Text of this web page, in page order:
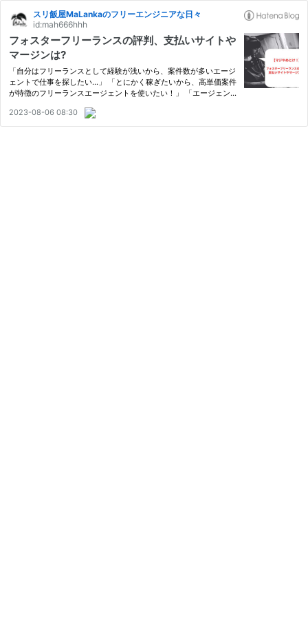
スリ飯屋MaLankaのフリーエンジニアな日々
id:mah666hhh
フォスターフリーランスの評判、支払いサイトや
マージンは?
「自分はフリーランスとして経験が浅いから、案件数が多いエージ
ェントで仕事を探したい...」 「とにかく稼ぎたいから、高単価案件
が特徴のフリーランスエージェントを使いたい！」 「エージェン
な...」 「PMO案件探してるんだけど、いい案件紹介してくれるエ
ー…
2023-08-06 08:30